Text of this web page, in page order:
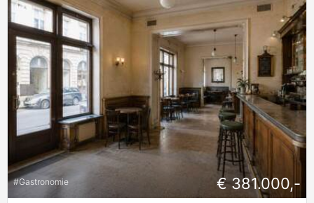
#Gastronomie € 381.000,-